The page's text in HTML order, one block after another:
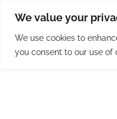
We value your
We use cookies to
you consent to our use of
content